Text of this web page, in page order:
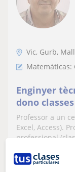
Vic, Gurb,
Matemáticas:
Enginyer
dono
i rodalies
Professor a un
Excel, Access).
professional